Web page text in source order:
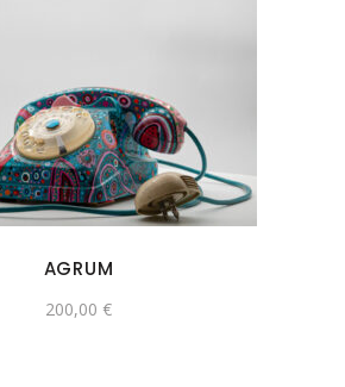
AGRUM
200,00 €